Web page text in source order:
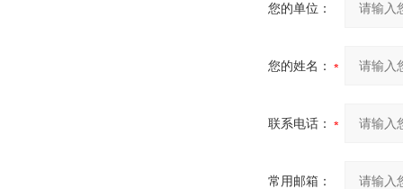
您的单位：
您的姓名：
联系电话：
常用邮箱：